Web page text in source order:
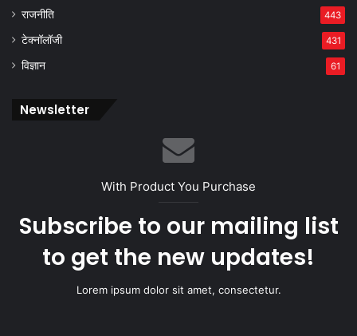
राजनीति 443
टेक्नॉलॉजी 431
विज्ञान 61
Newsletter
With Product You Purchase
Subscribe to our mailing list
to get the new updates!
Lorem ipsum dolor sit amet, consectetur.